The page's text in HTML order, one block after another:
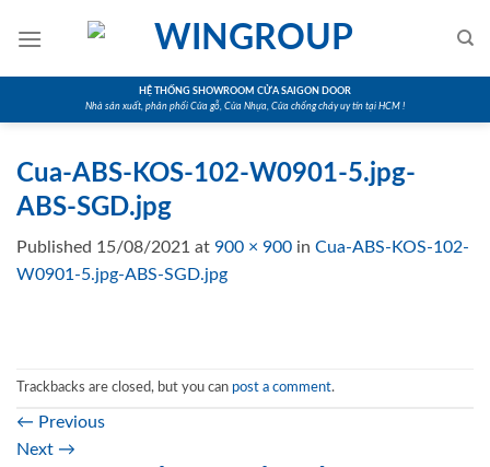
HỆ THỐNG SHOWROOM CỬA SAIGON DOOR
Nhà sản xuất, phân phối Cửa gỗ, Cửa Nhựa, Cửa chống cháy uy tín tại HCM !
Cua-ABS-KOS-102-W0901-5.jpg-
ABS-SGD.jpg
Published 15/08/2021 at 900 × 900 in Cua-ABS-KOS-102-
W0901-5.jpg-ABS-SGD.jpg
Trackbacks are closed, but you can post a comment.
← Previous
Next →